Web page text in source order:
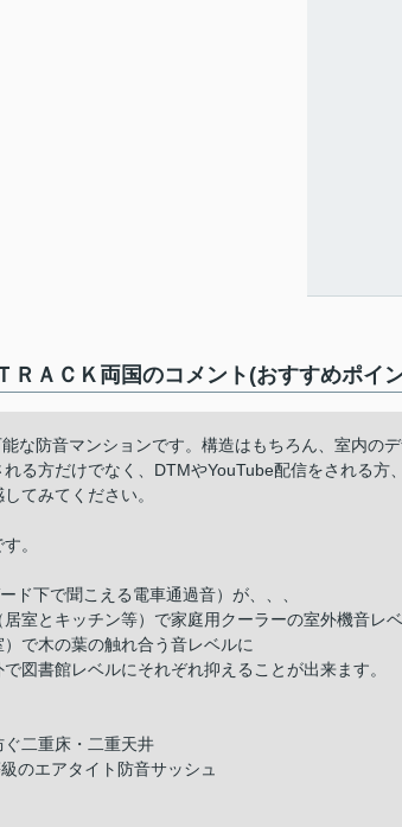
ＲＡＣＫ両国のコメント(おすすめポイ
な防音マンションです。構造はもちろん、室内の
る方だけでなく、DTMやYouTube配信をされる
てみてください。
。
ド下で聞こえる電車通過音）が、、、
居室とキッチン等）で家庭用クーラーの室外機音レ
）で木の葉の触れ合う音レベルに
図書館レベルにそれぞれ抑えることが出来ます。
ぐ二重床・二重天井
のエアタイト防音サッシュ